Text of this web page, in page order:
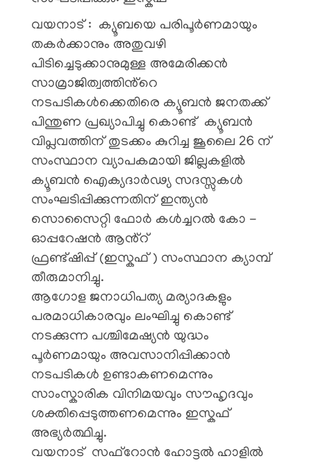
വയനാട് : ക്യൂബയെ പരിപൂർണമായും
തകർക്കാനും അതുവഴി
പിടിച്ചെടുക്കാനുമുള്ള അമേരിക്കൻ
സാമ്രാജിത്വത്തിൻ്റെ
നടപടികൾക്കെതിരെ ക്യൂബൻ ജനതക്ക്
പിന്തുണ പ്രഖ്യാപിച്ചു കൊണ്ട് ക്യൂബൻ
വിപ്ലവത്തിന് തുടക്കം കുറിച്ച ജൂലൈ 26 ന്
സംസ്ഥാന വ്യാപകമായി ജില്ലകളിൽ
ക്യൂബൻ ഐക്യദാർഢ്യ സദസ്സുകൾ
സംഘടിപ്പിക്കുന്നതിന് ഇന്ത്യൻ
സൊസൈറ്റി ഫോർ കൾച്ചറൽ കോ -
ഓപ്പറേഷൻ ആൻ്റ്
ഫ്രണ്ട്ഷിപ്പ് (ഇസ്കഫ് ) സംസ്ഥാന ക്യാമ്പ്
തീരുമാനിച്ചു.
ആഗോള ജനാധിപത്യ മര്യാദകളും
പരമാധികാരവും ലംഘിച്ചു കൊണ്ട്
നടക്കുന്ന പശ്ചിമേഷ്യൻ യുദ്ധം
പൂർണമായും അവസാനിപ്പിക്കാൻ
നടപടികൾ ഉണ്ടാകണമെന്നും
സാംസ്കാരിക വിനിമയവും സൗഹൃദവും
ശക്തിപ്പെടുത്തണമെന്നും ഇസ്കഫ്
അഭ്യർത്ഥിച്ചു.
വയനാട് സഫ്‌റോൻ ഹോട്ടൽ ഹാളിൽ